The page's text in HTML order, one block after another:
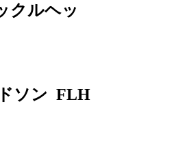
クルヘッ
ソン FLH